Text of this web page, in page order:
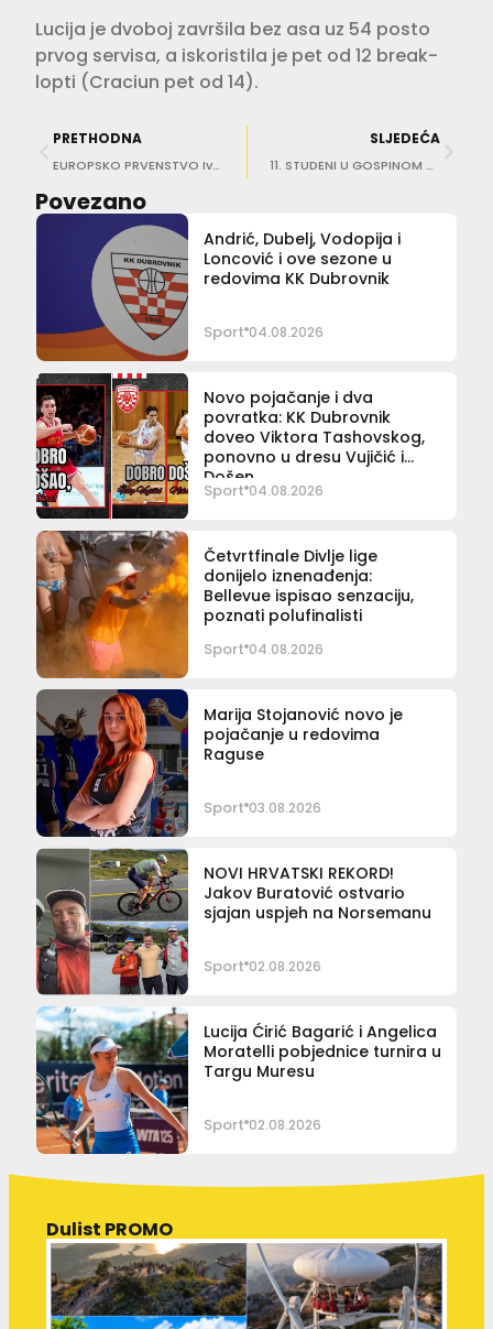
Lucija je dvoboj završila bez asa uz 54 posto
prvog servisa, a iskoristila je pet od 12 break-
lopti (Craciun pet od 14).
PRETHODNA
EUROPSKO PRVENSTVO Iva Oberan i Petrunjela Pavić predstavljat će Hrvatsku u Francuskoj
SLJEDEĆA
11. STUDENI U GOSPINOM POLJU Ragusa protiv Trešnjevke 2009.
Povezano
Andrić, Dubelj, Vodopija i
Loncović i ove sezone u
redovima KK Dubrovnik
Sport 04.08.2026
Novo pojačanje i dva
povratka: KK Dubrovnik
doveo Viktora Tashovskog,
ponovno u dresu Vujičić i
Došen
Sport 04.08.2026
Četvrtfinale Divlje lige
donijelo iznenađenja:
Bellevue ispisao senzaciju,
poznati polufinalisti
Sport 04.08.2026
Marija Stojanović novo je
pojačanje u redovima
Raguse
Sport 03.08.2026
NOVI HRVATSKI REKORD!
Jakov Buratović ostvario
sjajan uspjeh na Norsemanu
Sport 02.08.2026
Lucija Ćirić Bagarić i Angelica
Moratelli pobjednice turnira u
Targu Muresu
Sport 02.08.2026
Dulist PROMO